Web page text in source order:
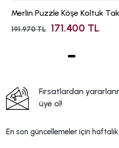
Merlin Puzzle Köşe Koltuk
191.970 TL 171.400 TL
Fırsatlardan
üye ol!
En son güncellemeler için